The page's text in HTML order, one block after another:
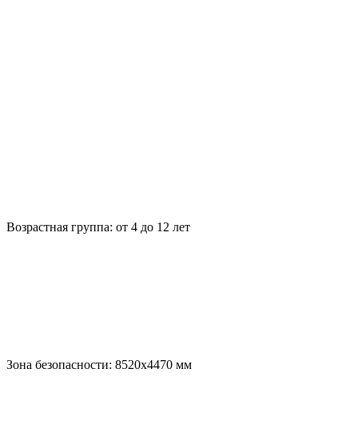
Возрастная группа: от 4 до 12 лет
Зона безопасности: 8520х4470 мм